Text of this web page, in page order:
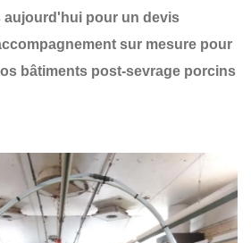
aujourd'hui pour un devis
sur mesure pour
bâtiments post-sevrage porcins